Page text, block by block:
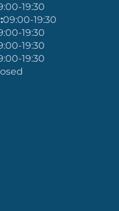
19:30
09:00-19:30
19:30
19:30
19:30